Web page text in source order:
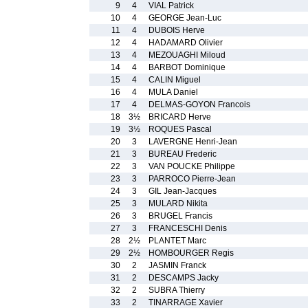
9
4
VIAL Patrick
10
4
GEORGE Jean-Luc
11
4
DUBOIS Herve
12
4
HADAMARD Olivier
13
4
MEZOUAGHI Miloud
14
4
BARBOT Dominique
15
4
CALIN Miguel
16
4
MULA Daniel
17
4
DELMAS-GOYON Francois
18
3½
BRICARD Herve
19
3½
ROQUES Pascal
20
3
LAVERGNE Henri-Jean
21
3
BUREAU Frederic
22
3
VAN POUCKE Philippe
23
3
PARROCO Pierre-Jean
24
3
GIL Jean-Jacques
25
3
MULARD Nikita
26
3
BRUGEL Francis
27
3
FRANCESCHI Denis
28
2½
PLANTET Marc
29
2½
HOMBOURGER Regis
30
2
JASMIN Franck
31
2
DESCAMPS Jacky
32
2
SUBRA Thierry
33
2
TINARRAGE Xavier